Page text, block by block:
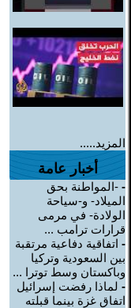
المزيد.....
أخبار عامة
- -المواطنة بحق
الميلاد- و-سياحة
الولادة- في مرمى
قرارات ترامب ...
- اتفاقية دفاعية مرتقبة
بين السعودية وتركيا
وباكستان وسط توترا ...
- لماذا رفضت إسرائيل
اتفاق غزة بينما قبلته